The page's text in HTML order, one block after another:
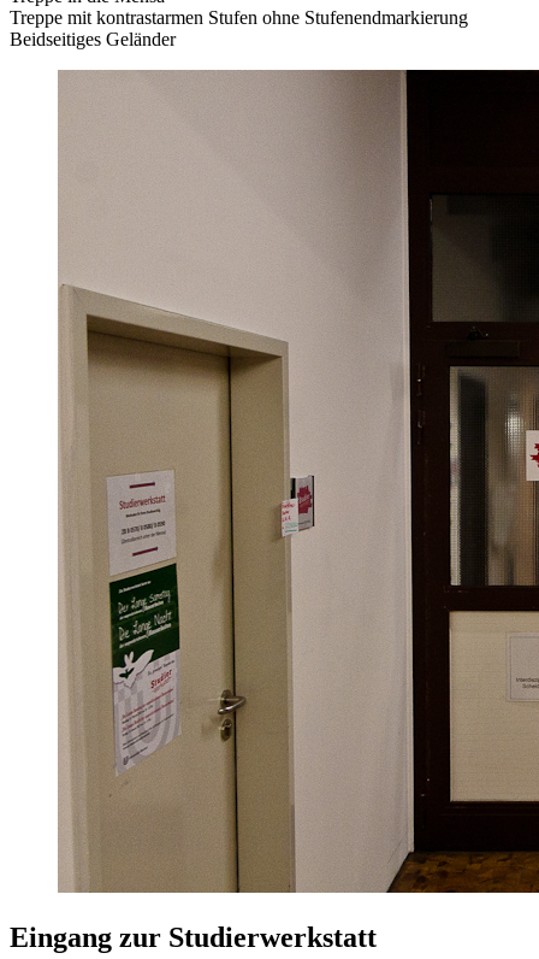
Treppe mit kontrastarmen Stufen ohne Stufenendmarkierung
Beidseitiges Geländer
Eingang zur Studierwerkstatt